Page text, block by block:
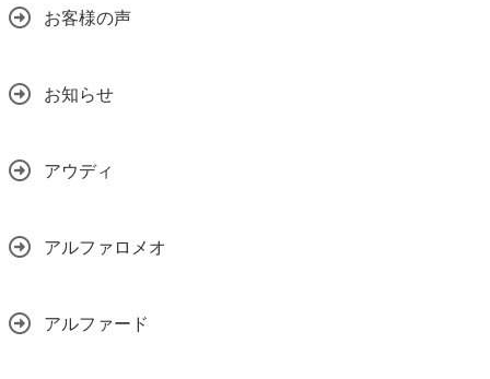
お客様の声
お知らせ
アウディ
アルファロメオ
アルファード